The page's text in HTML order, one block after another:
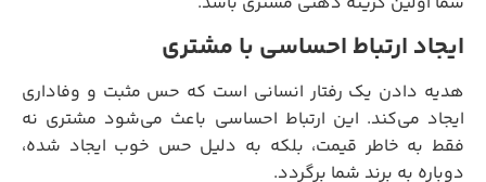
ایجاد ارتباط احساسی با مشتری
هدیه دادن یک رفتار انسانی است که حس مثبت و وفاداری
ایجاد می‌کند. این ارتباط احساسی باعث می‌شود مشتری نه
فقط به خاطر قیمت، بلکه به دلیل حس خوب ایجاد شده،
دوباره به برند شما برگردد.